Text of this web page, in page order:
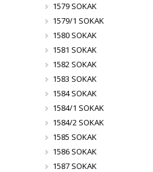
1579 SOKAK
1579/1 SOKAK
1580 SOKAK
1581 SOKAK
1582 SOKAK
1583 SOKAK
1584 SOKAK
1584/1 SOKAK
1584/2 SOKAK
1585 SOKAK
1586 SOKAK
1587 SOKAK